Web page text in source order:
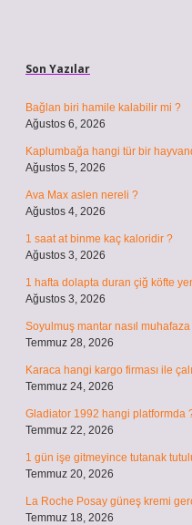
Son Yazılar
Bağlan biri hamile kalabilir mi ?
Ağustos 6, 2026
Kaplumbağa hangi tür bir
Ağustos 5, 2026
Ava Max aslen nereli ?
Ağustos 4, 2026
1 saat at binme kaç kaloridir ?
Ağustos 3, 2026
1 hafta dolapta duran çiğ köfte
Ağustos 3, 2026
Soyulmuş mantar nasıl
Temmuz 28, 2026
Karaca hangi kargo firması ile
Temmuz 24, 2026
Gladiator 1992 hangi platformda
Temmuz 22, 2026
1 gün işe gitmeyince tutanak
Temmuz 20, 2026
La Roche Posay güneş kremi
Temmuz 18, 2026